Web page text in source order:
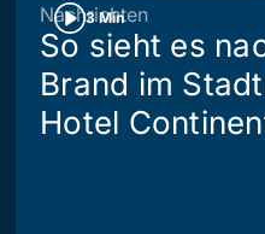
3 Min
Nachrichten
So sieht es
Brand im
Hotel